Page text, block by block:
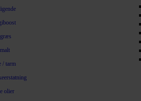
/ tarm
olier